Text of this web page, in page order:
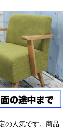
の人気です。商品